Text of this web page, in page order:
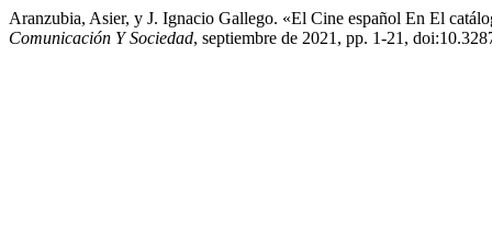
Aranzubia, Asier, y J. Ignacio Gallego. «El Cine español En El
Comunicación Y Sociedad, septiembre de 2021, pp. 1-21,